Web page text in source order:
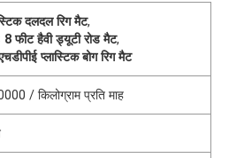
दलदल रिग मैट,
8 फीट हैवी ड्यूटी रोड मैट,
प्लास्टिक बोग रिग मैट
/ किलोग्राम प्रति माह